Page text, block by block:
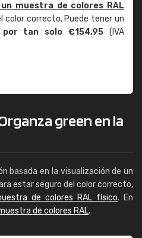
muestra de colores RAL
color correcto. Puede tener un
por tan solo €154,95 (IVA
green en la
basada en la visualización de un
estar seguro del color correcto,
de colores RAL físico. En
de colores RAL.